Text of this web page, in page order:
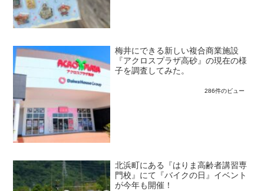
梅井にできる新しい複合商業施設
『アクロスプラザ高砂』の現在の様
子を調査してみた。
286件のビュー
北浜町にある『はりま高齢者講習専
門校』にて『バイクの日』イベント
が今年も開催！